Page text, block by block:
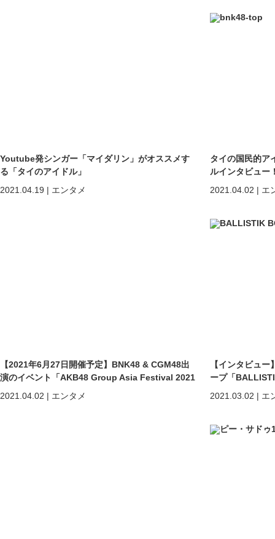
Youtube発シンガー「マイダリン」がオススメす
る「タイのアイドル」
2021.04.19 | エンタメ
タイの国民的ア
ルインタビュー
2021.04.02 | エ
【2021年6月27日開催予定】BNK48 & CGM48出
演のイベント「AKB48 Group Asia Festival 2021
2021.04.02 | エンタメ
【インタビュ
ープ「
2021.03.02 | エ